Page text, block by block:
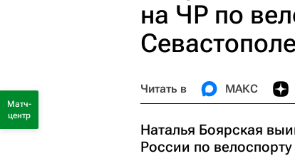
на ЧР по
Севастополе
Читать в МАКС
Наталья Боярская
России по
Матч-
центр